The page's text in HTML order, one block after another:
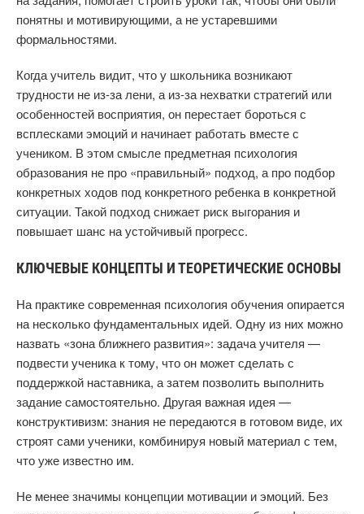
понятны и мотивирующими, а не устаревшими
формальностями.
Когда учитель видит, что у школьника возникают
трудности не из-за лени, а из-за нехватки стратегий или
особенностей восприятия, он перестает бороться с
всплесками эмоций и начинает работать вместе с
учеником. В этом смысле предметная психология
образования не про «правильный» подход, а про подбор
конкретных ходов под конкретного ребенка в конкретной
ситуации. Такой подход снижает риск выгорания и
повышает шанс на устойчивый прогресс.
КЛЮЧЕВЫЕ КОНЦЕПТЫ И ТЕОРЕТИЧЕСКИЕ ОСНОВЫ
На практике современная психология обучения опирается
на несколько фундаментальных идей. Одну из них можно
назвать «зона ближнего развития»: задача учителя —
подвести ученика к тому, что он может сделать с
поддержкой наставника, а затем позволить выполнить
задание самостоятельно. Другая важная идея —
конструктивизм: знания не передаются в готовом виде, их
строят сами ученики, комбинируя новый материал с тем,
что уже известно им.
Не менее значимы концепции мотивации и эмоций. Без